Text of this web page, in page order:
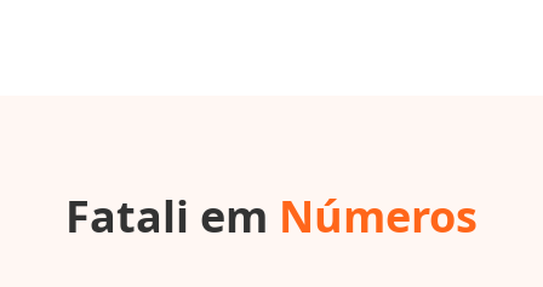
Fatali em Números